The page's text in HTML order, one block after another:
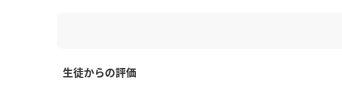
生徒からの評価